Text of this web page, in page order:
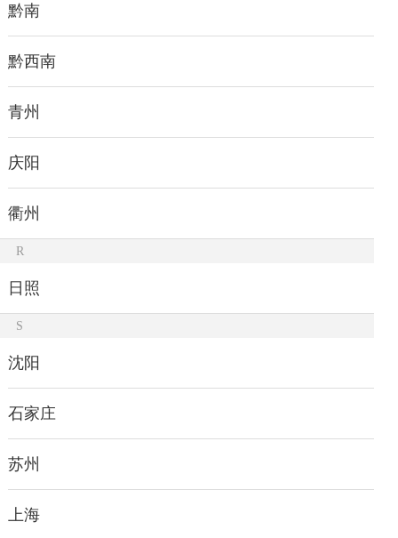
黔南
黔西南
青州
庆阳
衢州
R
日照
S
沈阳
石家庄
苏州
上海